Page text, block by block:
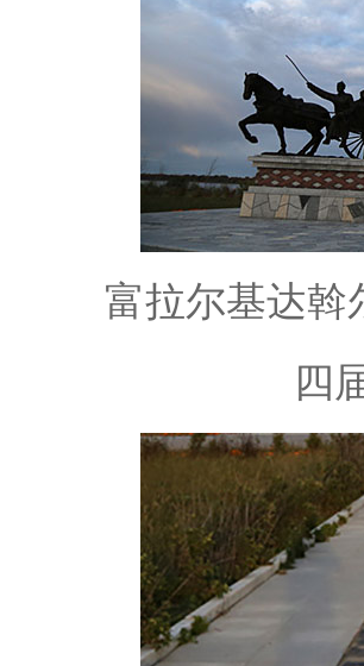
富拉尔基达斡
四